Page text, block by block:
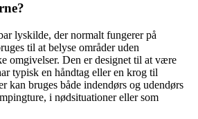
lyskilde, der normalt fungerer på
til at belyse områder uden
omgivelser. Den er designet til at være
typisk en håndtag eller en krog til
kan bruges både indendørs og udendørs
i nødsituationer eller som